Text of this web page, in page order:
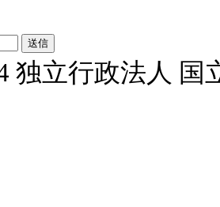
独立行政法人 国